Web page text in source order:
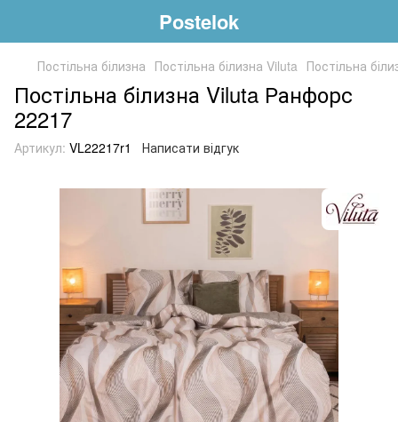
Postelok
Постільна білизна Постільна білизна Viluta Постільна
Постільна білизна Viluta Ранфорс
22217
Артикул: VL22217r1 Написати відгук